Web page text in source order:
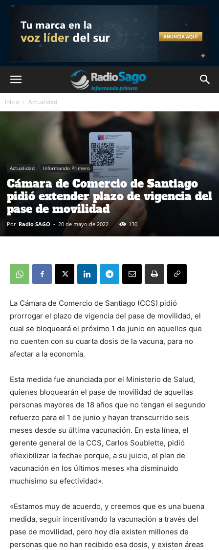
Inicio Actualidad
Actualidad Informando Primero
Cámara de Comercio de Santiago
pidió extender plazo de vigencia del
pase de movilidad
Por Radio SAGO - 20 de mayo de 2022 130
La Cámara de Comercio de Santiago (CCS) pidió
prorrogar el plazo de vigencia del pase de movilidad, el
cual se bloqueará el próximo 1 de junio en aquellos que
no cuenten con su cuarta dosis de la vacuna, para no
afectar a la economía.
Esta medida fue anunciada por el Ministerio de Salud,
quienes bloquearán el pase de movilidad de aquellas
personas mayores de 18 años que no tengan el segundo
refuerzo para el 1 de junio y hayan transcurrido seis
meses desde su última vacunación. En esta línea, el
gerente general de la CCS, Carlos Soublette, pidió
«flexibilizar la fecha» porque, a su juicio, el plan de
vacunación en los últimos meses «ha disminuido
muchísimo su efectividad».
«Estamos muy de acuerdo, y creemos que es una buena
medida, seguir incentivando la vacunación a través del
pase de movilidad, pero hoy día existen millones de
personas que no han recibido esa dosis, y existen áreas